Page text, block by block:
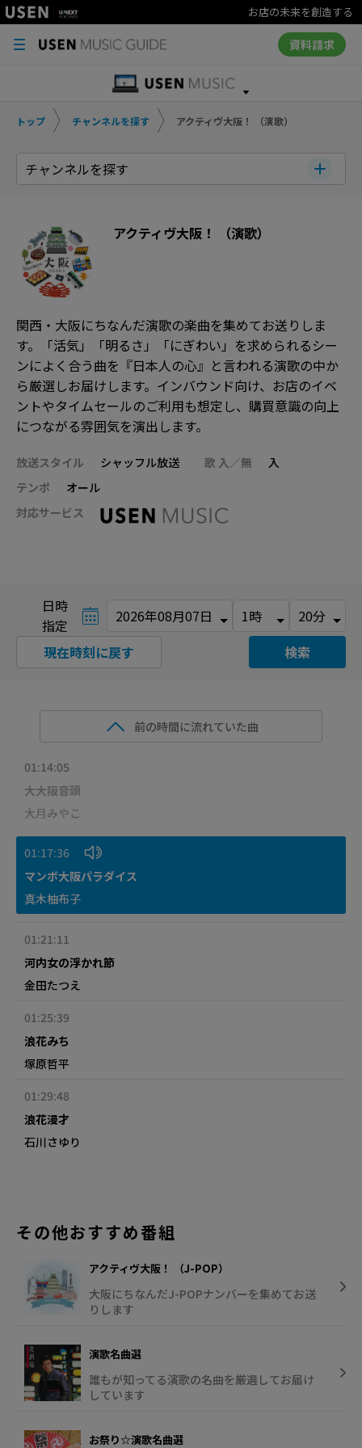
お店の未来を創造する
資料請求
トップ チャンネルを探す アクティヴ大阪！ （演歌）
チャンネルを探す
アクティヴ大阪！ （演歌）
関西・大阪にちなんだ演歌の楽曲を集めてお送りしま
す。「活気」「明るさ」「にぎわい」を求められるシー
ンによく合う曲を『日本人の心』と言われる演歌の中か
ら厳選しお届けします。インバウンド向け、お店のイベ
ントやタイムセールのご利用も想定し、購買意識の向上
につながる雰囲気を演出します。
放送スタイル シャッフル放送 歌 入／無
入
テンポ
オール
対応サービス
日時
指定
検索
現在時刻に戻す
前の時間に流れていた曲
01:14:05
大大阪音頭
大月みやこ
01:17:36
マンボ大阪パラダイス
真木柚布子
01:21:11
河内女の浮かれ節
金田たつえ
01:25:39
浪花みち
塚原哲平
01:29:48
浪花漫才
石川さゆり
その他おすすめ番組
アクティヴ大阪！ （J-POP）
大阪にちなんだJ-POPナンバーを集めてお送
りします
演歌名曲選
誰もが知ってる演歌の名曲を厳選してお届け
しています
お祭り☆演歌名曲選